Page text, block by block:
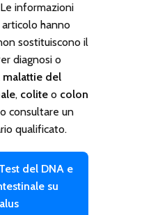
Le informazioni
hanno
sostituiscono il
diagnosi o
malattie del
, coliteo colon
consultare un
qualificato.
del DNA e
su